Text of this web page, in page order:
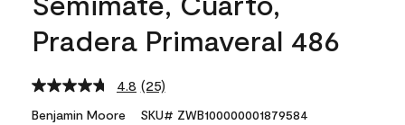
Pradera Primaveral 486
4.8 Read
25
Reviews.
(25)
Benjamin Moore SKU# ZWB100000001879584